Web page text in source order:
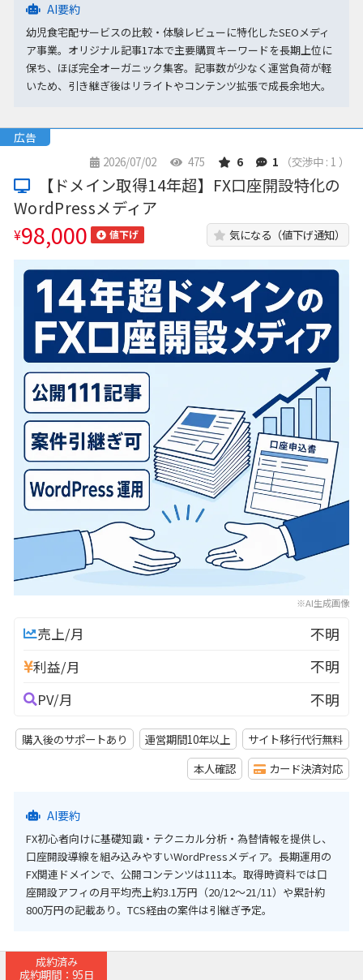
AI要約
幼児食宅配サービスの比較・体験レビューに特化したSEOメディ
ア事業。オリジナル記事17本で主要購買キーワードを長期上位に
保ち、ほぼ完全オーガニック集客。記事数が少なく運営負荷が軽
いため、引き継ぎ後はリライトやコンテンツ拡張で成長余地大。
広告
2026/07/02
475 6 1 （交渉中 : 1 ）
※AI生成画像
【ドメイン取得14年超】FX口座開設特化の
WordPressメディア
¥98,000 値下げ 気になる（値下げ通知）
売上/月 不明
利益/月 不明
PV/月 不明
購入後のサポートあり 運営期間10年以上
サイト移行代行無料
本人確認
カード決済対応
AI要約
FX初心者向けに基礎知識・テクニカル分析・為替情報を提供し、
口座開設導線を組み込みやすいWordPressメディア。長期運用の
FX関連ドメインで、公開コンテンツは111本。取得時資料では口
座開設アフィの月平均売上約3.1万円（20/12〜21/11）や累計約
800万円の記載あり。TCS経由の案件は引継ぎ予定。
成約済み
成約期間：95日